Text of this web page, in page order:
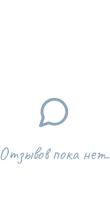
Отзывов пока нет.